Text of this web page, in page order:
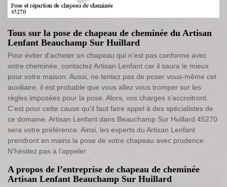
Tous sur la pose de chapeau de cheminée du Artisan
Lenfant Beauchamp Sur Huillard
Pour éviter d’acheter un chapeau qui n’est pas conforme avec
votre cheminée, contactez Artisan Lenfant car il saura le mieux
pour votre maison. Aussi, ne tentez pas de poser vous-même cet
auxiliaire, il est probable que vous allez vous tromper sur les
règles imposées pour la pose. Alors, vos charges s’accroitront.
C’est pour cette cause qu’il faut faire appel à des spécialistes de
ce domaine. Artisan Lenfant dans Beauchamp Sur Huillard 45270
sera votre préférence. Ainsi, les experts du Artisan Lenfant
prendront en mains la pose de votre chapeau avec prudence.
N’hésitez pas à l’appeler.
A propos de l’entreprise de chapeau de cheminée
Artisan Lenfant Beauchamp Sur Huillard